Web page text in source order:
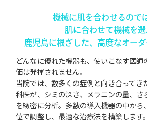
機械に肌を合わせるので
肌に合わせて機械を選
鹿児島に根ざした、高度なオーダ
どんなに優れた機器も、使いこなす医師
価は発揮されません。
当院では、数多くの症例と向き合ってき
科医が、シミの深さ、メラニンの量、さ
を緻密に分析。多数の導入機器の中から
位で調整し、最適な治療法を構築します